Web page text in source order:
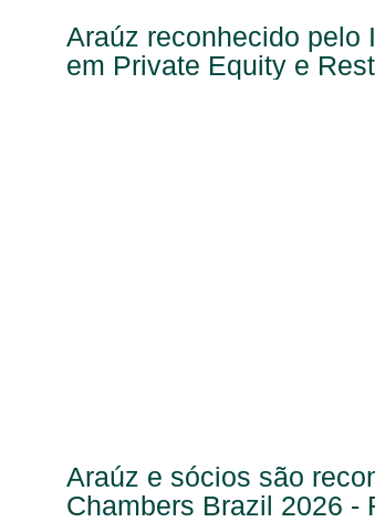
Araúz reconhecido pelo
em Private Equity e
Araúz e sócios são
Chambers Brazil 2026 -